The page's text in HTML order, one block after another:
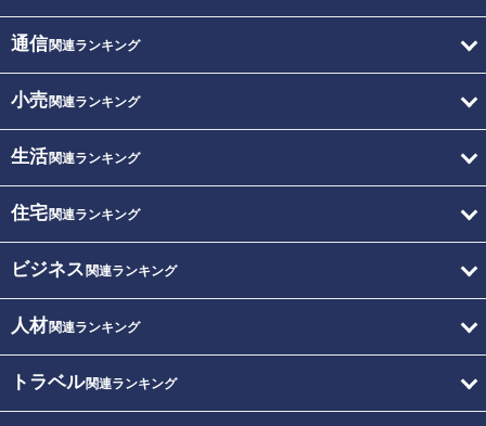
通信関連ランキング
小売関連ランキング
生活関連ランキング
住宅関連ランキング
ビジネス 関連ランキング
人材関連ランキング
トラベル関連ランキング